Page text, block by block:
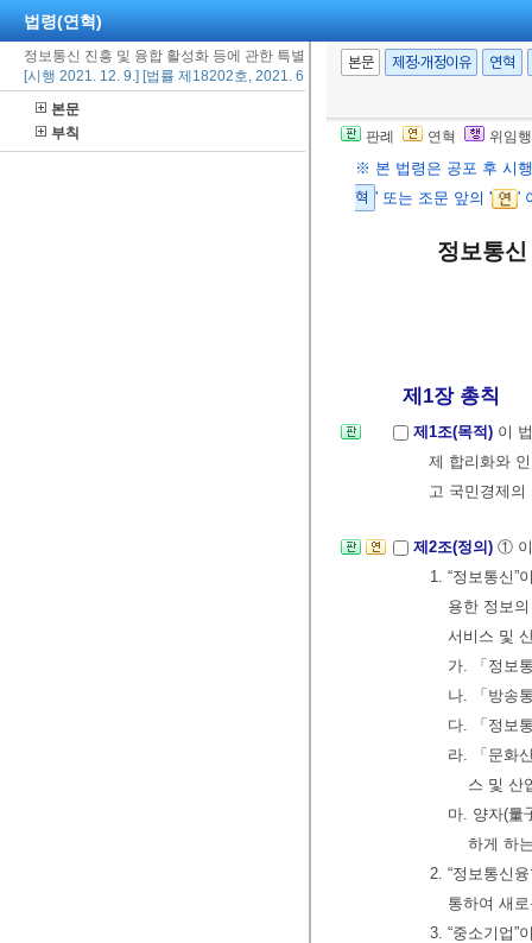
법령(연혁)
정보통신 진흥 및 융합 활성화 등에 관한 특별법
[시행 2021. 12. 9.] [법률 제18202호, 2021. 6. 8., 일부개정]
본문
부칙
본문 제정·개정이유 연혁
판례 연혁 위임
※ 본 법령은 공포 후 시
혁 ' 또는 조문 앞의 ' '
정보통
제1장 총칙
제1조(목적) 이
제 합리화와
고 국민경제
제2조(정의) ① 이
1. “정보통신”
용한 정보
서비스 및
가. 「정보
나. 「방송
다. 「정보
라. 「문화
스 및 산
마. 양자(量
하게 하
2. “정보통신
통하여 새
3. “중소기업”